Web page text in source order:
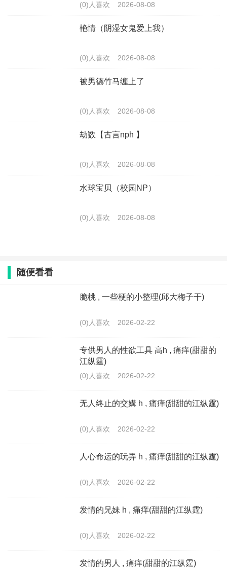
(0)人喜欢 2026-08-08
艳情（阴湿女鬼爱上我）
(0)人喜欢 2026-08-08
被男德竹马缠上了
(0)人喜欢 2026-08-08
劫数【古言nph 】
(0)人喜欢 2026-08-08
水球宝贝（校园NP）
(0)人喜欢 2026-08-08
随便看看
脆桃 , 一些梗的小整理(邱大梅子干)
(0)人喜欢 2026-02-22
专供男人的性欲工具 高h , 痛痒(甜甜的
江纵霆)
(0)人喜欢 2026-02-22
无人终止的交媾 h , 痛痒(甜甜的江纵霆)
(0)人喜欢 2026-02-22
人心命运的玩弄 h , 痛痒(甜甜的江纵霆)
(0)人喜欢 2026-02-22
发情的兄妹 h , 痛痒(甜甜的江纵霆)
(0)人喜欢 2026-02-22
发情的男人 , 痛痒(甜甜的江纵霆)